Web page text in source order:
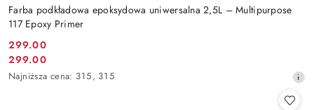
Farba podkładowa epoksydowa uniwersalna 2,5L – Multipurpose
117 Epoxy Primer
Cena
promocyjna:
299.00
Cena
promocyjna:
299.00
Najniższa
Najniższa cena: 315, 315